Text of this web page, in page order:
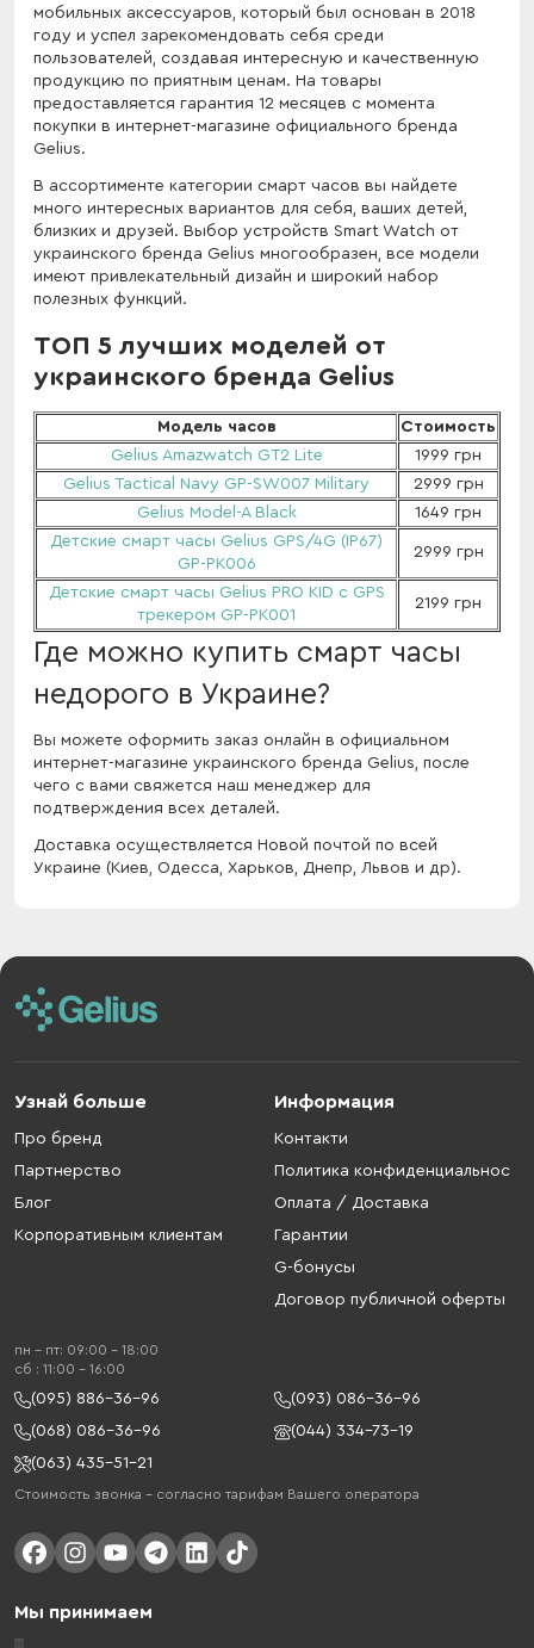
мобильных аксессуаров, который был основан в 2018
году и успел зарекомендовать себя среди
пользователей, создавая интересную и качественную
продукцию по приятным ценам. На товары
предоставляется гарантия 12 месяцев с момента
покупки в интернет-магазине официального бренда
Gelius.
В ассортименте категории смарт часов вы найдете
много интересных вариантов для себя, ваших детей,
близких и друзей. Выбор устройств Smart Watch от
украинского бренда Gelius многообразен, все модели
имеют привлекательный дизайн и широкий набор
полезных функций.
ТОП 5 лучших моделей от
украинского бренда Gelius
Модель часов
Стоимость
Gelius Amazwatch GT2 Lite
1999 грн
Gelius Tactical Navy GP-SW007 Military
2999 грн
Gelius Model-A Black
1649 грн
Детские смарт часы Gelius GPS/4G (IP67)
GP-PK006
2999 грн
Детские смарт часы Gelius PRO KID с GPS
трекером GP-PK001
2199 грн
Где можно купить смарт часы
недорого в Украине?
Вы можете оформить заказ онлайн в официальном
интернет-магазине украинского бренда Gelius, после
чего с вами свяжется наш менеджер для
подтверждения всех деталей.
Доставка осуществляется Новой почтой по всей
Украине (Киев, Одесса, Харьков, Днепр, Львов и др).
Узнай больше
Про бренд
Партнерство
Блог
Корпоративным клиентам
Информация
Контакти
Политика конфиденциальнос
Оплата / Доставка
Гарантии
G-бонусы
Договор публичной оферты
пн - пт: 09:00 - 18:00
cб : 11:00 - 16:00
(095) 886-36-96
(093) 086-36-96
(068) 086-36-96
(044) 334-73-19
(063) 435-51-21
Стоимость звонка – согласно тарифам Вашего оператора
Мы принимаем